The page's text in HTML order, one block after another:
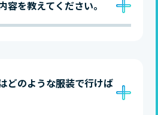
容を教えてください。
どのような服装で行けば